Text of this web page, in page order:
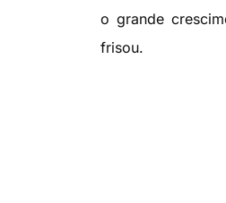
o grande
frisou.